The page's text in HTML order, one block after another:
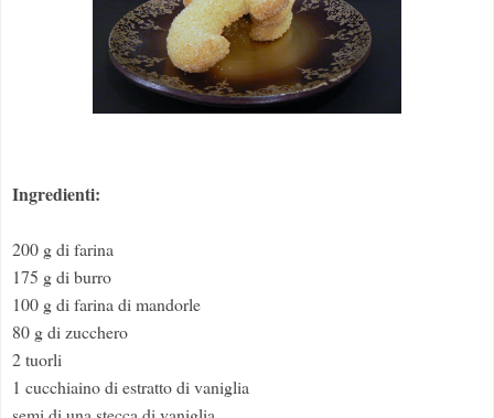
Ingredienti:
200 g di farina
175 g di burro
100 g di farina di mandorle
80 g di zucchero
2 tuorli
1 cucchiaino di estratto di vaniglia